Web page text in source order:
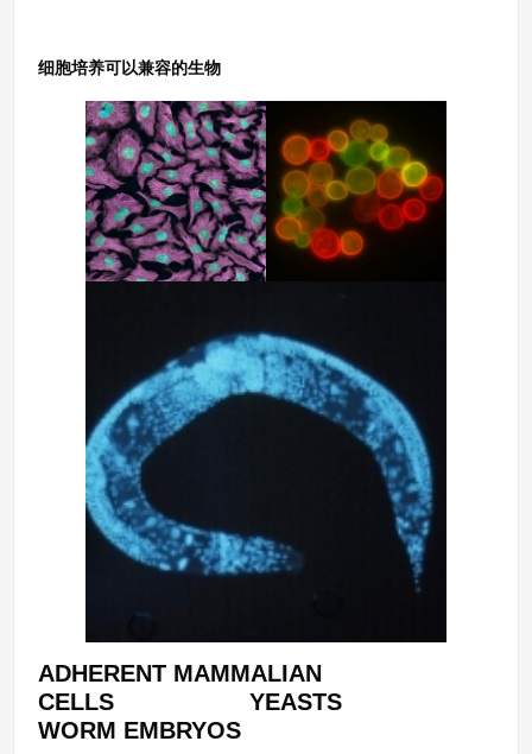
细胞培养可以兼容的生物
ADHERENT MAMMALIAN
CELLS
WORM EMBRYOS